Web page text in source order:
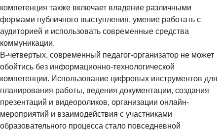
компетенция также включает владение различными
формами публичного выступления, умение работать с
аудиторией и использовать современные средства
коммуникации.
В-четвертых, современный педагог-организатор не может
обойтись без информационно-технологической
компетенции. Использование цифровых инструментов для
планирования работы, ведения документации, создания
презентаций и видеороликов, организации онлайн-
мероприятий и взаимодействия с участниками
образовательного процесса стало повседневной